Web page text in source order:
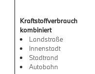
Kraftstoffverbrauch
kombiniert
Landstraße
Innenstadt
Stadtrand
Autobahn